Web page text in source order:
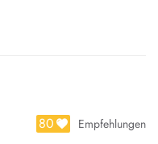
80 Empfehlungen